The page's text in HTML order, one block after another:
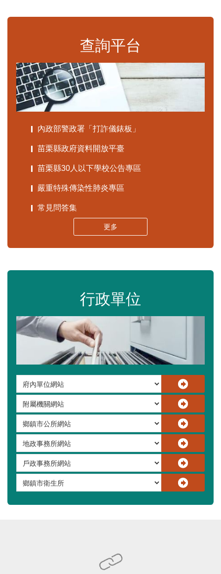
查詢平台
內政部警政署「打詐儀錶板」
苗栗縣政府資料開放平臺
苗栗縣30人以下學校公告專區
嚴重特殊傳染性肺炎專區
常見問答集
更多
行政單位